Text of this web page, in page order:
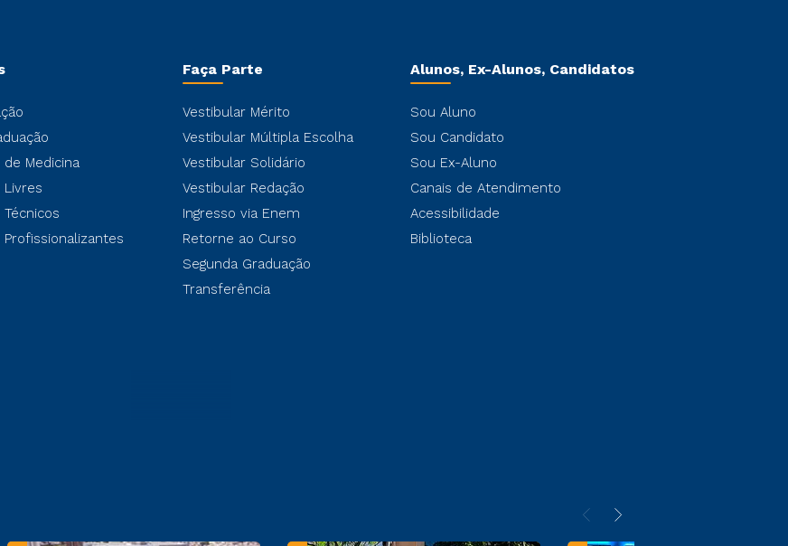
de Medicina
Livres
Profissionalizantes
Faça Parte
Vestibular Mérito
Vestibular Múltipla Escolha
Vestibular Solidário
Vestibular Redação
Ingresso via Enem
Retorne ao Curso
Segunda Graduação
Transferência
Alunos, Ex-Alunos, Candidatos
Sou Aluno
Sou Candidato
Sou Ex-Aluno
Canais de Atendimento
Acessibilidade
Biblioteca